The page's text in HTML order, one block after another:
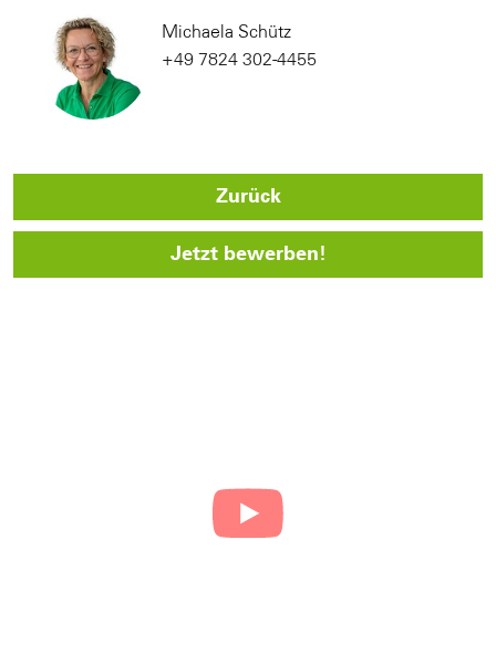
Michaela Schütz
+49 7824 302-4455
Zurück
Jetzt bewerben!